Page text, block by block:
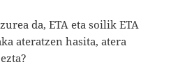
da, ETA eta soilik ETA
ateratzen hasita, atera